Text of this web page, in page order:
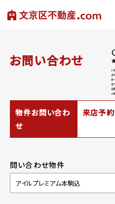
お問い合わせ
物件お問い合わ
せ
来店予約
問い合わせ物件